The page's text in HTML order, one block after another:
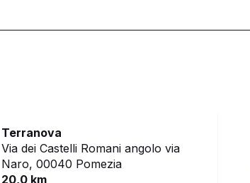
Terranova
Via dei Castelli Romani angolo via
Naro, 00040 Pomezia
20,0 km